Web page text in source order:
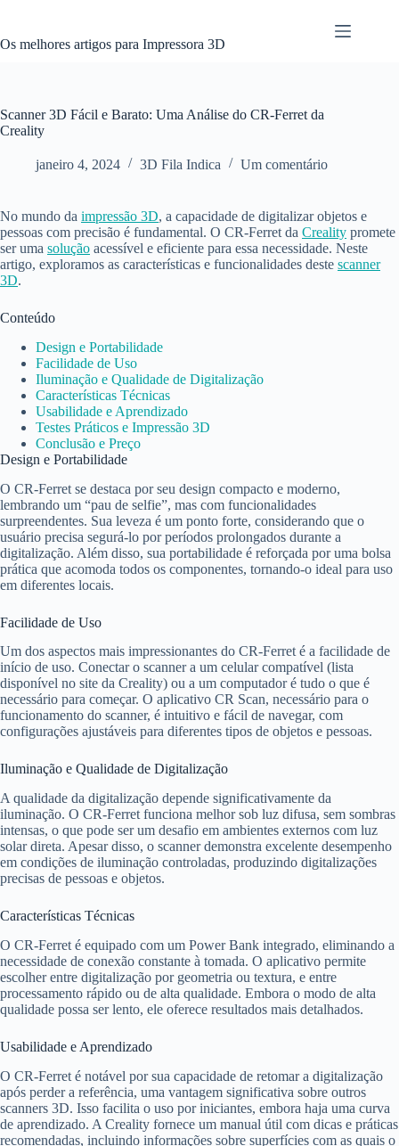
o
Os melhores artigos para Impressora 3D
Scanner 3D Fácil e Barato: Uma Análise do CR-Ferret da
Creality
janeiro 4, 2024 3D Fila Indica Um comentário
No mundo da impressão 3D, a capacidade de digitalizar objetos e
pessoas com precisão é fundamental. O CR-Ferret da Creality promete
ser uma solução acessível e eficiente para essa necessidade. Neste
artigo, exploramos as características e funcionalidades deste scanner
3D.
Conteúdo
Design e Portabilidade
Facilidade de Uso
Iluminação e Qualidade de Digitalização
Características Técnicas
Usabilidade e Aprendizado
Testes Práticos e Impressão 3D
Conclusão e Preço
Design e Portabilidade
O CR-Ferret se destaca por seu design compacto e moderno,
lembrando um “pau de selfie”, mas com funcionalidades
surpreendentes. Sua leveza é um ponto forte, considerando que o
usuário precisa segurá-lo por períodos prolongados durante a
digitalização. Além disso, sua portabilidade é reforçada por uma bolsa
prática que acomoda todos os componentes, tornando-o ideal para uso
em diferentes locais.
Facilidade de Uso
Um dos aspectos mais impressionantes do CR-Ferret é a facilidade de
início de uso. Conectar o scanner a um celular compatível (lista
disponível no site da Creality) ou a um computador é tudo o que é
necessário para começar. O aplicativo CR Scan, necessário para o
funcionamento do scanner, é intuitivo e fácil de navegar, com
configurações ajustáveis para diferentes tipos de objetos e pessoas.
Iluminação e Qualidade de Digitalização
A qualidade da digitalização depende significativamente da
iluminação. O CR-Ferret funciona melhor sob luz difusa, sem sombras
intensas, o que pode ser um desafio em ambientes externos com luz
solar direta. Apesar disso, o scanner demonstra excelente desempenho
em condições de iluminação controladas, produzindo digitalizações
precisas de pessoas e objetos.
Características Técnicas
O CR-Ferret é equipado com um Power Bank integrado, eliminando a
necessidade de conexão constante à tomada. O aplicativo permite
escolher entre digitalização por geometria ou textura, e entre
processamento rápido ou de alta qualidade. Embora o modo de alta
qualidade possa ser lento, ele oferece resultados mais detalhados.
Usabilidade e Aprendizado
O CR-Ferret é notável por sua capacidade de retomar a digitalização
após perder a referência, uma vantagem significativa sobre outros
scanners 3D. Isso facilita o uso por iniciantes, embora haja uma curva
de aprendizado. A Creality fornece um manual útil com dicas e práticas
recomendadas, incluindo informações sobre superfícies com as quais o